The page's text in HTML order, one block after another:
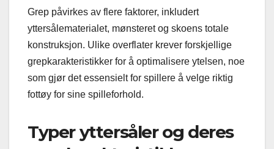
Grep påvirkes av flere faktorer, inkludert
yttersålematerialet, mønsteret og skoens totale
konstruksjon. Ulike overflater krever forskjellige
grepkarakteristikker for å optimalisere ytelsen, noe
som gjør det essensielt for spillere å velge riktig
fottøy for sine spilleforhold.
Typer yttersåler og deres